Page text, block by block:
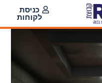
כניסת
לקוחות